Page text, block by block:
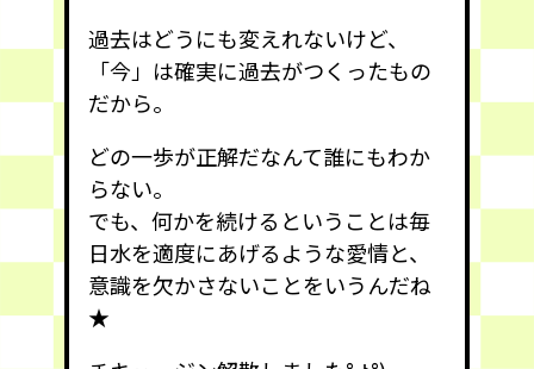
過去はどうにも変えれないけど、
「今」は確実に過去がつくったもの
だから。
どの一歩が正解だなんて誰にもわか
らない。
でも、何かを続けるということは毎
日水を適度にあげるような愛情と、
意識を欠かさないことをいうんだね
★